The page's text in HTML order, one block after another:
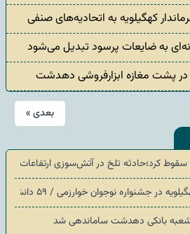
کهگیلویه به اتحادیه‌های صنفی
به ضایعات پرسود تبدیل می‌شود
در پشت مغازه ابزارفروشی دهدشت
بعدی »
سقوط کرد؛حادثه تلخ در آتش‌سوزی ارتفاعات
نوجوان خوارزمی / ۵۹ دانش‌آموز به مرحله کشوری رسیدند
شعبه بانکی دهدشت ساماندهی شد